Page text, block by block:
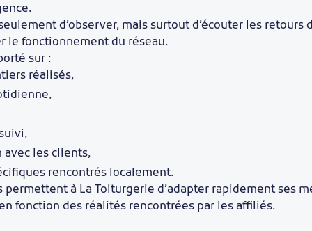
d’observer, mais surtout d’écouter les retours
le fonctionnement du réseau.
sur :
réalisés,
les clients,
rencontrés localement.
permettent à La Toiturgerie d’adapter rapidement ses
fonction des réalités rencontrées par les affiliés.